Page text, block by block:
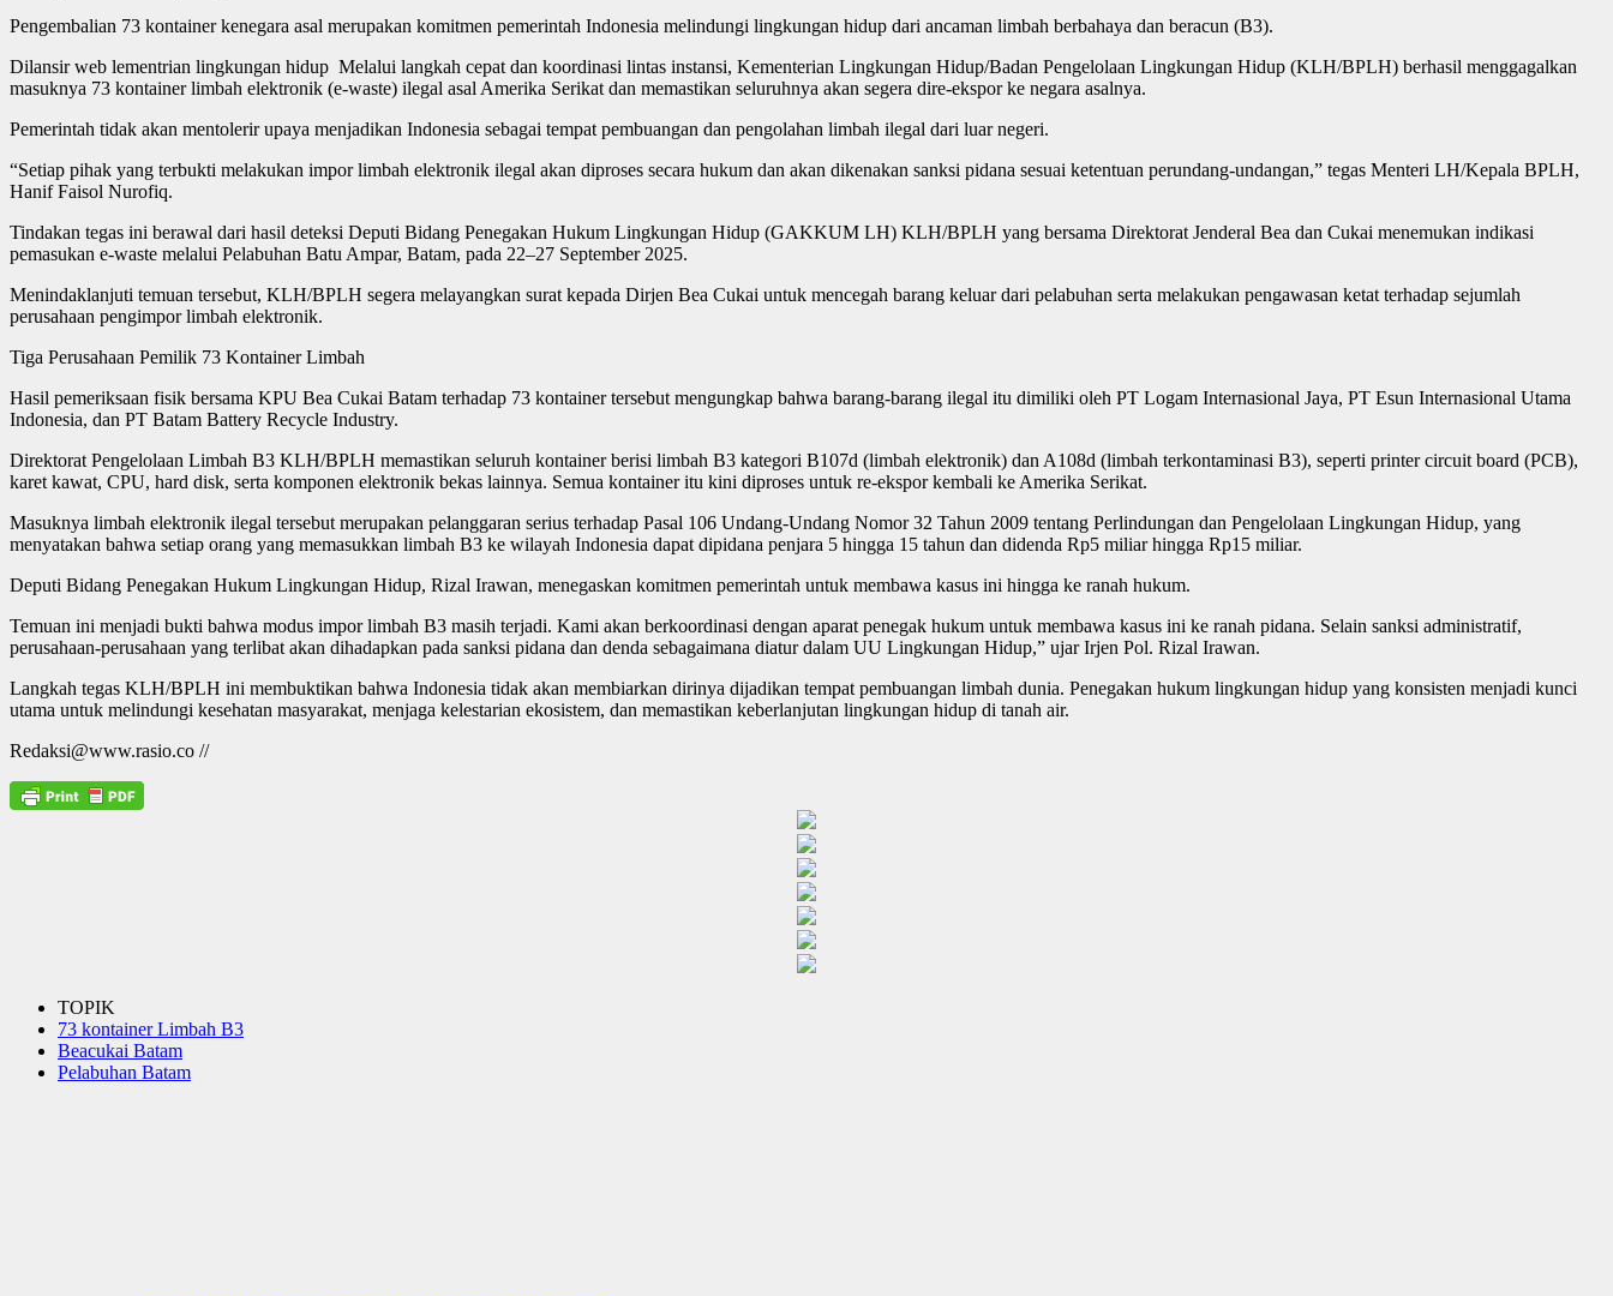
Pengembalian 73 kontainer kenegara asal merupakan komitmen pemerintah Indonesia melindungi lingkungan hidup dari ancaman limbah berbahaya dan beracun (B3).
Dilansir web lementrian lingkungan hidup Melalui langkah cepat dan koordinasi lintas instansi, Kementerian Lingkungan Hidup/Badan Pengelolaan Lingkungan Hidup (KLH/BPLH) berhasil menggagalkan
masuknya 73 kontainer limbah elektronik (e-waste) ilegal asal Amerika Serikat dan memastikan seluruhnya akan segera dire-ekspor ke negara asalnya.
Pemerintah tidak akan mentolerir upaya menjadikan Indonesia sebagai tempat pembuangan dan pengolahan limbah ilegal dari luar negeri.
“Setiap pihak yang terbukti melakukan impor limbah elektronik ilegal akan diproses secara hukum dan akan dikenakan sanksi pidana sesuai ketentuan perundang-undangan,” tegas Menteri LH/Kepala BPLH,
Hanif Faisol Nurofiq.
Tindakan tegas ini berawal dari hasil deteksi Deputi Bidang Penegakan Hukum Lingkungan Hidup (GAKKUM LH) KLH/BPLH yang bersama Direktorat Jenderal Bea dan Cukai menemukan indikasi
pemasukan e-waste melalui Pelabuhan Batu Ampar, Batam, pada 22–27 September 2025.
Menindaklanjuti temuan tersebut, KLH/BPLH segera melayangkan surat kepada Dirjen Bea Cukai untuk mencegah barang keluar dari pelabuhan serta melakukan pengawasan ketat terhadap sejumlah
perusahaan pengimpor limbah elektronik.
Tiga Perusahaan Pemilik 73 Kontainer Limbah
Hasil pemeriksaan fisik bersama KPU Bea Cukai Batam terhadap 73 kontainer tersebut mengungkap bahwa barang-barang ilegal itu dimiliki oleh PT Logam Internasional Jaya, PT Esun Internasional Utama
Indonesia, dan PT Batam Battery Recycle Industry.
Direktorat Pengelolaan Limbah B3 KLH/BPLH memastikan seluruh kontainer berisi limbah B3 kategori B107d (limbah elektronik) dan A108d (limbah terkontaminasi B3), seperti printer circuit board (PCB),
karet kawat, CPU, hard disk, serta komponen elektronik bekas lainnya. Semua kontainer itu kini diproses untuk re-ekspor kembali ke Amerika Serikat.
Masuknya limbah elektronik ilegal tersebut merupakan pelanggaran serius terhadap Pasal 106 Undang-Undang Nomor 32 Tahun 2009 tentang Perlindungan dan Pengelolaan Lingkungan Hidup, yang
menyatakan bahwa setiap orang yang memasukkan limbah B3 ke wilayah Indonesia dapat dipidana penjara 5 hingga 15 tahun dan didenda Rp5 miliar hingga Rp15 miliar.
Deputi Bidang Penegakan Hukum Lingkungan Hidup, Rizal Irawan, menegaskan komitmen pemerintah untuk membawa kasus ini hingga ke ranah hukum.
Temuan ini menjadi bukti bahwa modus impor limbah B3 masih terjadi. Kami akan berkoordinasi dengan aparat penegak hukum untuk membawa kasus ini ke ranah pidana. Selain sanksi administratif,
perusahaan-perusahaan yang terlibat akan dihadapkan pada sanksi pidana dan denda sebagaimana diatur dalam UU Lingkungan Hidup,” ujar Irjen Pol. Rizal Irawan.
Langkah tegas KLH/BPLH ini membuktikan bahwa Indonesia tidak akan membiarkan dirinya dijadikan tempat pembuangan limbah dunia. Penegakan hukum lingkungan hidup yang konsisten menjadi kunci
utama untuk melindungi kesehatan masyarakat, menjaga kelestarian ekosistem, dan memastikan keberlanjutan lingkungan hidup di tanah air.
Redaksi@www.rasio.co //
TOPIK
73 kontainer Limbah B3
Beacukai Batam
Pelabuhan Batam